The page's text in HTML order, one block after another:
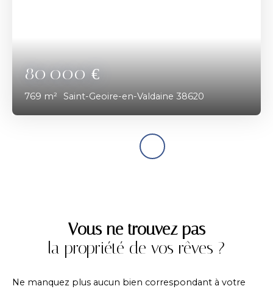
80 000€
769 m² Saint-Geoire-en-Valdaine 38620
Vous ne trouvez pas
la propriété de vos rêves ?
Ne manquez plus aucun bien correspondant à votre